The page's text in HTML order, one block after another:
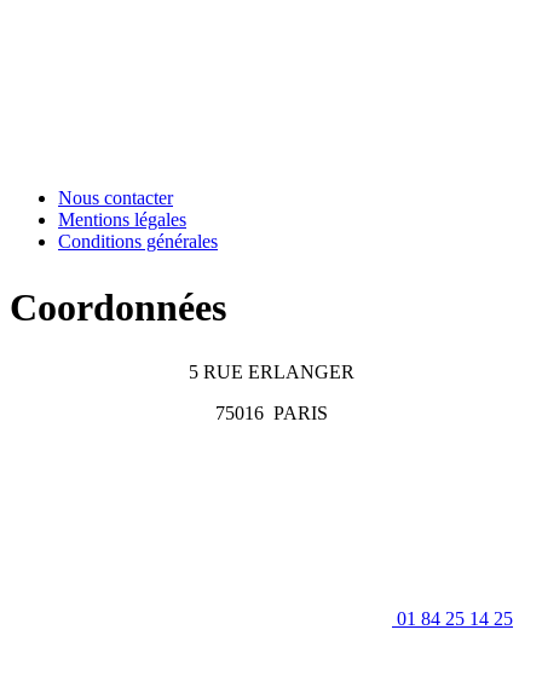
Nous contacter
Mentions légales
Conditions générales
Coordonnées
5 RUE ERLANGER
75016 PARIS
01 84 25 14 25